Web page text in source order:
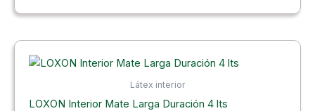
Látex interior
LOXON Interior Mate Larga Duración 4 lts